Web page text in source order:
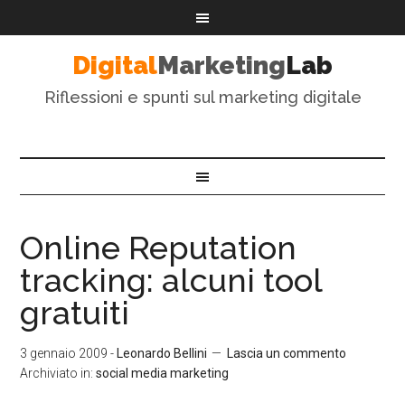
DigitalMarketingLab
Riflessioni e spunti sul marketing digitale
Online Reputation
tracking: alcuni tool
gratuiti
3 gennaio 2009 - Leonardo Bellini
Lascia un commento
Archiviato in:social media marketing